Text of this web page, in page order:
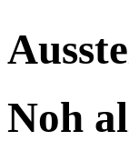
Noh